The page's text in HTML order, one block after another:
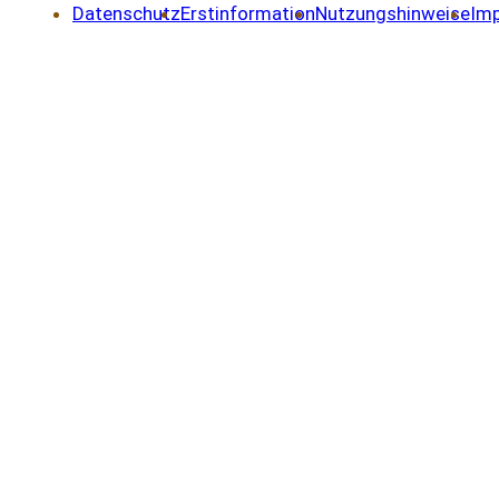
DatenschutzErstinformationNutzungshinweise